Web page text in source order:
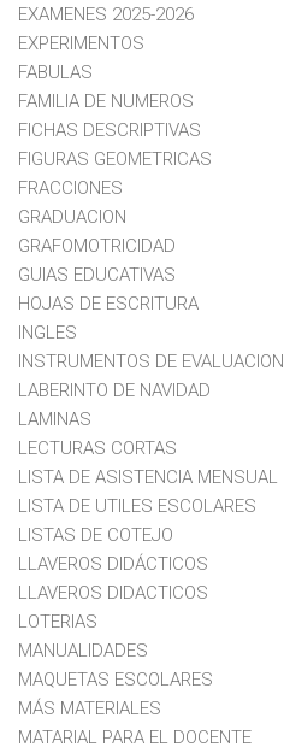
EXAMENES 2025-2026
EXPERIMENTOS
FABULAS
FAMILIA DE NUMEROS
FICHAS DESCRIPTIVAS
FIGURAS GEOMETRICAS
FRACCIONES
GRADUACION
GRAFOMOTRICIDAD
GUIAS EDUCATIVAS
HOJAS DE ESCRITURA
INGLES
INSTRUMENTOS DE EVALUACION
LABERINTO DE NAVIDAD
LAMINAS
LECTURAS CORTAS
LISTA DE ASISTENCIA MENSUAL
LISTA DE UTILES ESCOLARES
LISTAS DE COTEJO
LLAVEROS DIDÁCTICOS
LLAVEROS DIDACTICOS
LOTERIAS
MANUALIDADES
MAQUETAS ESCOLARES
MÁS MATERIALES
MATARIAL PARA EL DOCENTE